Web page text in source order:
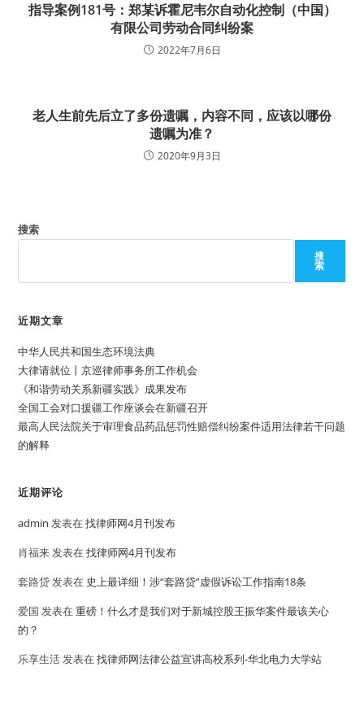
指导案例181号：郑某诉霍尼韦尔自动化控制（中国）
有限公司劳动合同纠纷案
2022年7月6日
老人生前先后立了多份遗嘱，内容不同，应该以哪份
遗嘱为准？
2020年9月3日
搜索
搜
索
近期文章
中华人民共和国生态环境法典
大律请就位丨京巡律师事务所工作机会
《和谐劳动关系新疆实践》成果发布
全国工会对口援疆工作座谈会在新疆召开
最高人民法院关于审理食品药品惩罚性赔偿纠纷案件适用法律若干问题
的解释
近期评论
admin 发表在找律师网4月刊发布
肖福来发表在找律师网4月刊发布
套路贷发表在 史上最详细！涉“套路贷”虚假诉讼工作指南18条
爱国 发表在重磅！什么才是我们对于新城控股王振华案件最该关心
的？
乐享生活发表在找律师网法律公益宣讲高校系列-华北电力大学站